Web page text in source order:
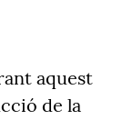
aquest
de la